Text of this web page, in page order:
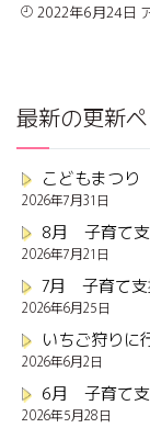
2022年6月24日
最新の更新
こどもまつり
2026年7月31日
8月 子育て
2026年7月21日
7月 子育て支
2026年6月25日
いちご狩りに
2026年6月2日
6月 子育て
2026年5月28日